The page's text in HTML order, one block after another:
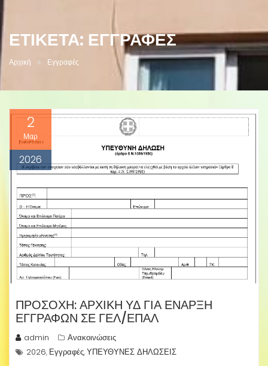
ΕΤΙΚΈΤΑ: ΕΓΓΡΑΦΈΣ
Αρχική Εγγραφές
2
Μαρ
2026
ΠΡΟΣΟΧΗ: ΑΡΧΙΚΉ ΥΔ ΓΙΑ ΈΝΑΡΞΗ
ΕΓΓΡΑΦΏΝ ΣΕ ΓΕΛ/ΕΠΑΛ
admin
Ανακοινώσεις
2026, Εγγραφές,ΥΠΕΥΘΥΝΕΣ ΔΗΛΩΣΕΙΣ